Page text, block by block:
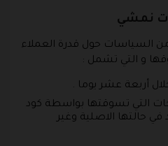
نمشي
السياسات حول قدرة العملاء
و التي تشمل :
أربعة عشر يوما .
التي تسوقتها بواسطة كود
حالتها الاصلية وغير